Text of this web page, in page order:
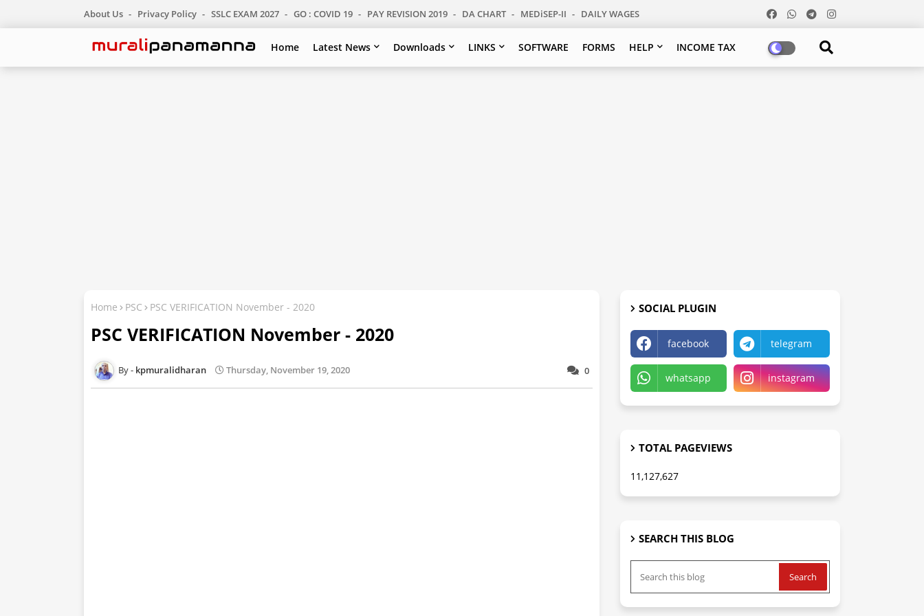
About Us Privacy Policy SSLC EXAM 2027 GO : COVID 19 PAY REVISION 2019 DA CHART MEDiSEP-II DAILY WAGES
Home Latest News Downloads LINKS SOFTWARE FORMS HELP INCOME TAX
Home PSC PSC VERIFICATION November - 2020
PSC VERIFICATION November - 2020
0
kpmuralidharan Thursday, November 19, 2020
SOCIAL PLUGIN
facebook telegram
whatsapp instagram
TOTAL PAGEVIEWS
11,127,627
SEARCH THIS BLOG